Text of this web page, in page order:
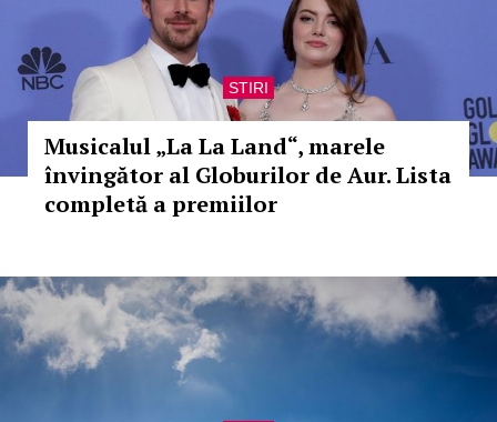
STIRI
Musicalul „La La Land“, marele
învingător al Globurilor de Aur. Lista
completă a premiilor